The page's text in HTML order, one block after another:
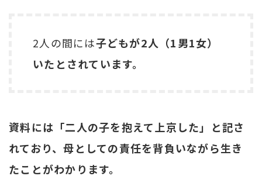
2人の間には子どもが2人（1男1女）
いたとされています。
資料には「二人の子を抱えて上京した」と記さ
れており、母としての責任を背負いながら生き
たことがわかります。